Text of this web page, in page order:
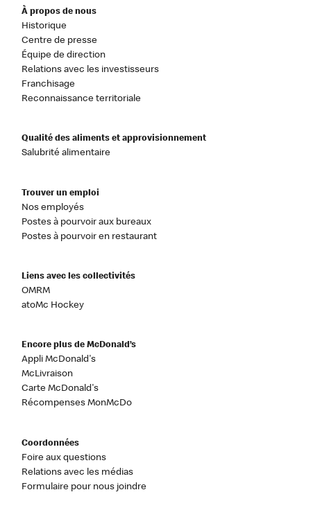
À propos de nous
Historique
Centre de presse
Équipe de direction
Relations avec les investisseurs
Franchisage
Reconnaissance territoriale
Qualité des aliments et approvisionnement
Salubrité alimentaire
Trouver un emploi
Nos employés
Postes à pourvoir aux bureaux
Postes à pourvoir en restaurant
Liens avec les collectivités
OMRM
atoMc Hockey
Encore plus de McDonald’s
Appli McDonald's
McLivraison
Carte McDonald's
Récompenses MonMcDo
Coordonnées
Foire aux questions
Relations avec les médias
Formulaire pour nous joindre